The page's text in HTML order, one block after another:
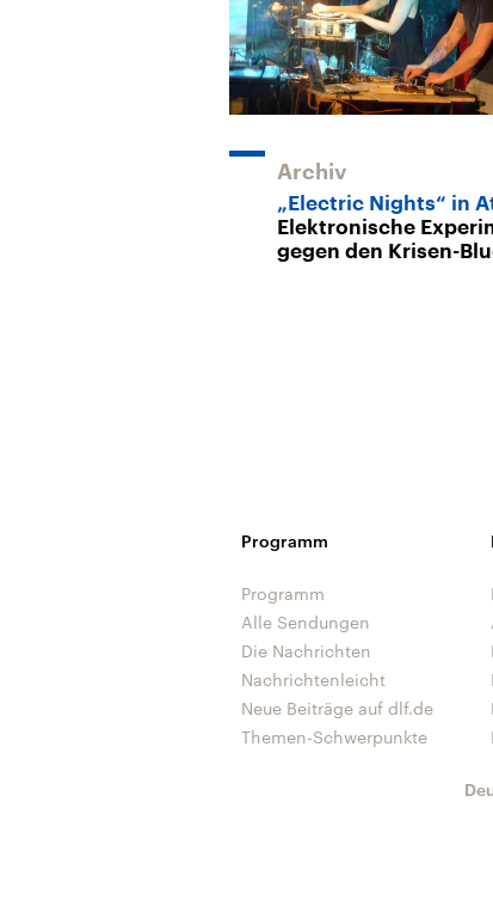
Archiv
„Electric Nights“ in
Elektronische
gegen den Krisen-
Programm
Programm
Alle Sendungen
Die Nachrichten
Nachrichtenleicht
Neue Beiträge auf dlf.de
Themen-Schwerpunkte